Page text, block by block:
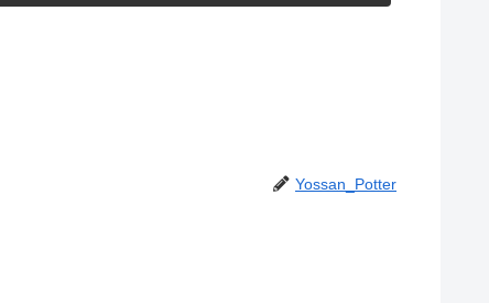
Yossan_Potter